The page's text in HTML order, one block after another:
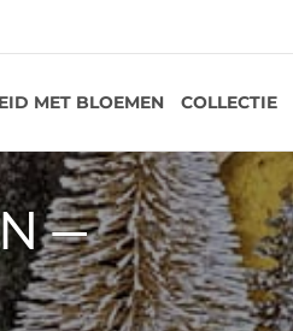
MET BLOEMEN COLLECTIE
—